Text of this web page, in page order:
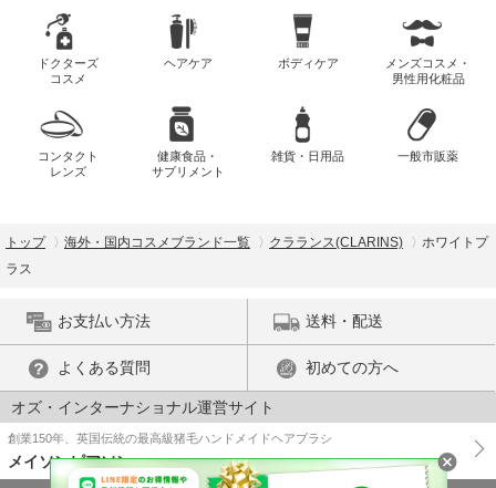
ドクターズ
コスメ
ヘアケア ボディケア
メンズコスメ・
男性用化粧品
コンタクト
レンズ
健康食品・
サプリメント
雑貨・日用品 一般市販薬
トップ 海外・国内コスメブランド一覧 クラランス(CLARINS)
ホワイトプ
ラス
お支払い方法 送料・配送
よくある質問 初めての方へ
オズ・インターナショナル運営サイト
創業150年、英国伝統の最高級猪毛ハンドメイドヘアブラシ
メイソンピアソン